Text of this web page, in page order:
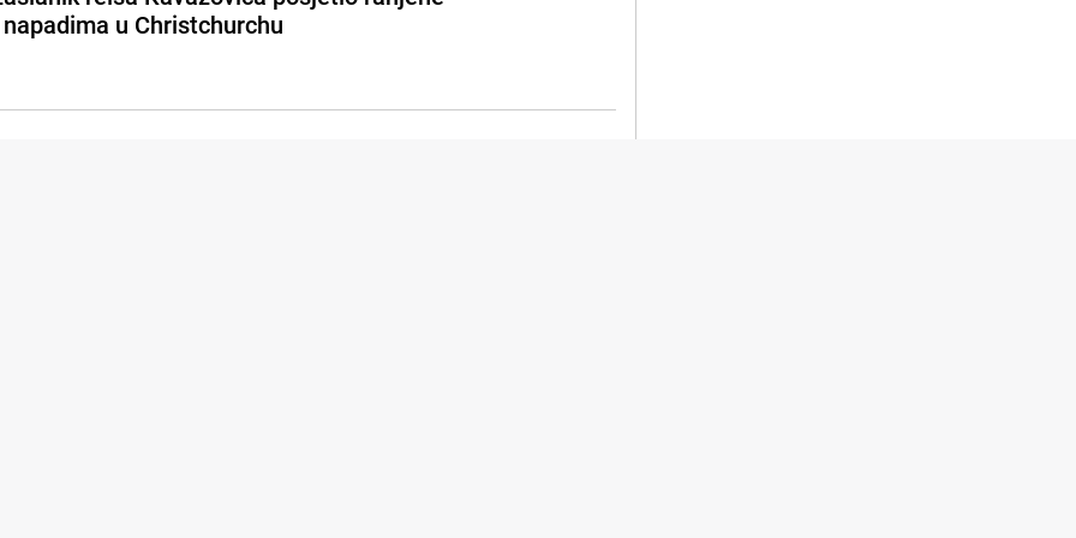
u Christchurchu